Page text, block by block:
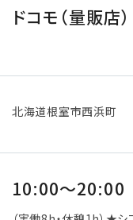
ドコモ（量販店）
北海道根室市西浜町
10:00～20:00